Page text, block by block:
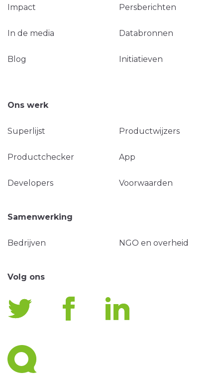
Impact Persberichten
In de media Databronnen
Blog Initiatieven
Ons werk
Superlijst Productwijzers
Productchecker App
Developers Voorwaarden
Samenwerking
Bedrijven NGO en overheid
Volg ons